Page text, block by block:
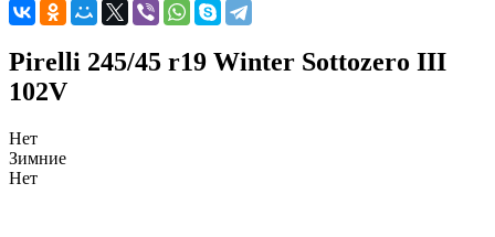
Pirelli 245/45 r19 Winter Sottozero III
102V
Нет
Зимние
Нет